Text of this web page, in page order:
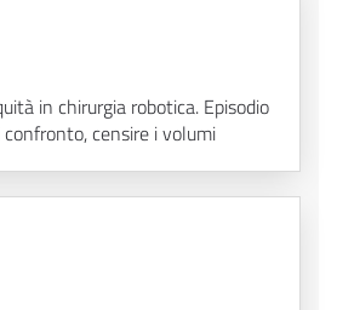
in chirurgia robotica. Episodio
confronto, censire i volumi